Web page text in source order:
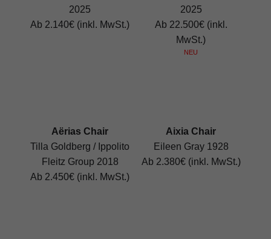
2025
Ab 2.140€ (inkl. MwSt.)
2025
Ab 22.500€ (inkl.
MwSt.)
NEU
Aërias Chair
Tilla Goldberg / Ippolito
Fleitz Group 2018
Ab 2.450€ (inkl. MwSt.)
Aixia Chair
Eileen Gray 1928
Ab 2.380€ (inkl. MwSt.)